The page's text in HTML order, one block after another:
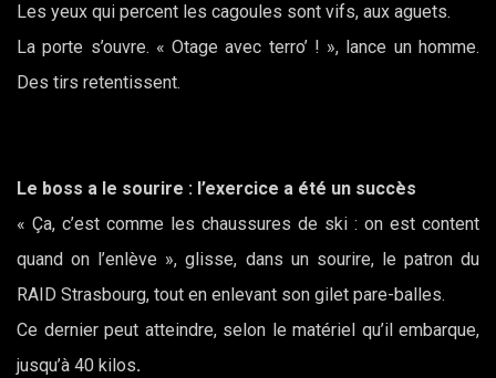
Les yeux qui percent les cagoules sont vifs, aux aguets.
La porte s’ouvre. « Otage avec terro’ ! », lance un homme.
Des tirs retentissent.
Le boss a le sourire : l’exercice a été un succès
« Ça, c’est comme les chaussures de ski : on est content
quand on l’enlève », glisse, dans un sourire, le patron du
RAID Strasbourg, tout en enlevant son gilet pare-balles.
Ce dernier peut atteindre, selon le matériel qu’il embarque,
jusqu’à 40 kilos.